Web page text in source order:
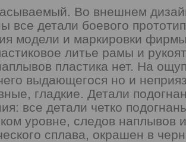
Во внешнем
все детали боевого
модели и маркировки
литье рамы и
пластика нет. На
выдающегося но и
гладкие. Детали
все детали четко
уровне, следов наплывов
сплава, окрашен в